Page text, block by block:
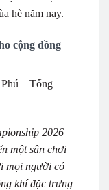
hè năm nay.
cộng đồng
– Tổng
2026
một sân chơi
mọi người có
khí đặc trưng